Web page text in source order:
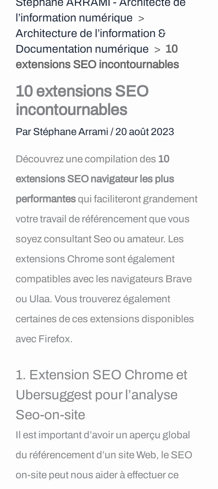
l’information numérique >
Architecture de l’information &
Documentation numérique > 10
extensions SEO incontournables
10 extensions SEO
incontournables
Par Stéphane Arrami / 20 août 2023
Découvrez une compilation des 10
extensions SEO navigateur les plus
performantes qui faciliteront grandement
votre travail de référencement que vous
soyez consultant Seo ou amateur. Les
extensions Chrome sont également
compatibles avec les navigateurs Brave
ou Ulaa. Vous trouverez également
certaines de ces extensions disponibles
avec Firefox.
1. Extension SEO Chrome et
Ubersuggest pour l’analyse
Seo-on-site
Il est important d’avoir un aperçu global
du référencement d’un site Web, le SEO
on-site peut nous aider à effectuer ce